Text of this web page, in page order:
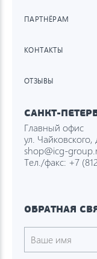
ПАРТНЁРАМ
КОНТАКТЫ
ОТЗЫВЫ
САНКТ-
Главный офис
ул. Чайковского,
shop@icg-
Тел./факс: +7
ОБРАТНАЯ